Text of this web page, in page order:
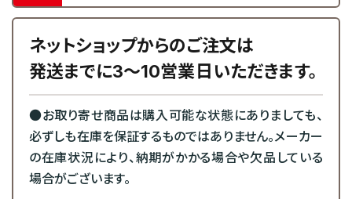
ネットショップからのご注文は
発送までに3～10営業日いただきます。
●お取り寄せ商品は購入可能な状態にありましても、
必ずしも在庫を保証するものではありません。メーカー
の在庫状況により、納期がかかる場合や欠品している
場合がございます。